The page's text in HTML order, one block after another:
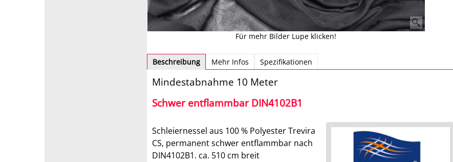
Für mehr Bilder Lupe klicken!
Beschreibung Mehr Infos Spezifikationen
Mindestabnahme 10 Meter
Schwer entflammbar DIN4102B1
Schleiernessel aus 100 % Polyester Trevira
CS, permanent schwer entflammbar nach
DIN4102B1. ca. 510 cm breit